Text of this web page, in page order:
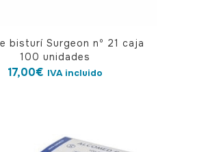
bisturí Surgeon nº 21 caja
100 unidades
17,00€ IVA incluido